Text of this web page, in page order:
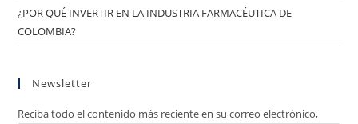
¿POR QUÉ INVERTIR EN LA INDUSTRIA FARMACÉUTICA DE
COLOMBIA?
Newsletter
Reciba todo el contenido más reciente en su correo electrónico,